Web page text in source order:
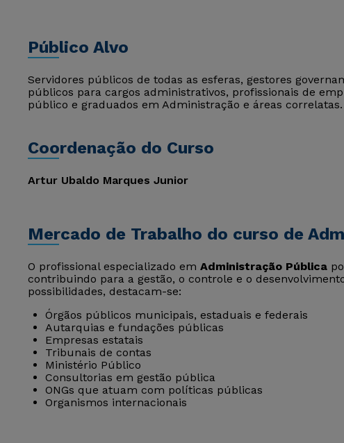
Público Alvo
Servidores públicos de todas as esferas, gestores
públicos para cargos administrativos, profissionais de
público e graduados em Administração e áreas correlatas.
Coordenação do Curso
Artur Ubaldo Marques Junior
Mercado de Trabalho do curso de
O profissional especializado em Administração Pública
contribuindo para a gestão, o controle e o
possibilidades, destacam-se:
Órgãos públicos municipais, estaduais e federais
Autarquias e fundações públicas
Empresas estatais
Tribunais de contas
Ministério Público
Consultorias em gestão pública
ONGs que atuam com políticas públicas
Organismos internacionais